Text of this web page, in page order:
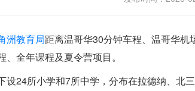
洲教育局距离温哥华30分钟车程、温哥华
、全年课程及夏令营项目。
设24所小学和7所中学，分布在拉德纳、北